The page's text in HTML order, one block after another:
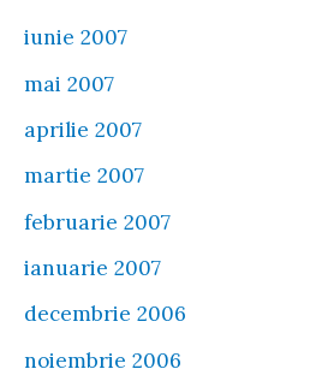
iunie 2007
mai 2007
aprilie 2007
martie 2007
februarie 2007
ianuarie 2007
decembrie 2006
noiembrie 2006